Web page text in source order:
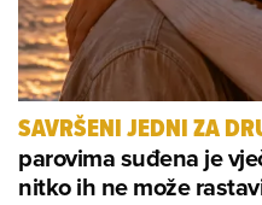
SAVRŠENI JEDNI ZA
parovima suđena je
nitko ih ne može